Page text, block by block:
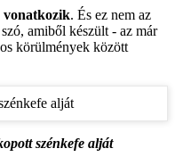
vonatkozik. És ez nem az
amiből készült - az már
körülmények között
szénkefe alját